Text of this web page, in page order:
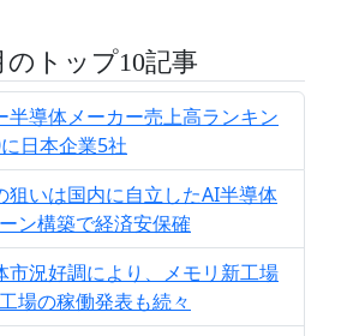
のトップ10記事
半導体メーカー売上高ランキン
日本企業5社
狙いは国内に自立したAI半導体
ン構築で経済安保確
市況好調により、メモリ新工場
場の稼働発表も続々